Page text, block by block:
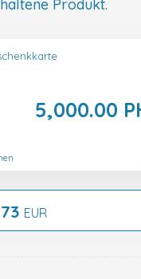
Produkt.
5,000.00
EUR